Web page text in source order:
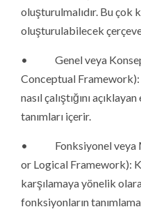
oluşturulmalıdır. Bu çok
oluşturulabilecek
• Genel veya
Conceptual
nasıl çalıştığını
tanımları içerir.
• Fonksiyonel veya
or Logical Framework):
karşılamaya yönelik
fonksiyonların